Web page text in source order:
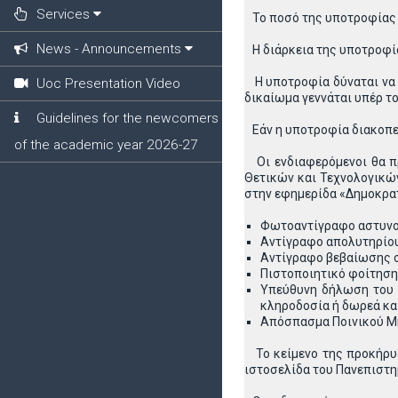
Services
News - Announcements
Uoc Presentation Video
Guidelines for the newcomers
of the academic year 2026-27
Το ποσό της
Η διάρκεια της
Η υποτροφία δύναται
δικαίωμα γεννάται υπέρ
Εάν η υποτροφία
Οι ενδιαφερόμενοι θα
Θετικών και
στην εφημερίδα
Φωτοαντίγραφο
Αντίγραφο
Αντίγραφο βεβαίωσης
Πιστοποιητικό
Υπεύθυνη δήλωση του
κληροδοσία ή δωρεά
Απόσπασμα Ποινικού
Το κείμενο της
ιστοσελίδα του